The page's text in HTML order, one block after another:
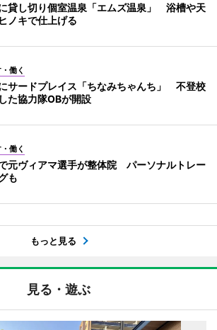
貸し切り個室温泉「エムズ温泉」 浴槽や天
ノキで仕上げる
働く
サードプレイス「ちなみちゃんち」 不登校
た協力隊OBが開設
働く
元ヴィアマ選手が整体院 パーソナルトレー
も
もっと見る
見る・遊ぶ